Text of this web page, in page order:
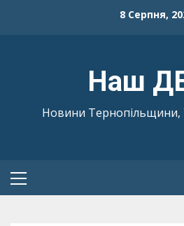
8 Серпня,
Наш
Новини Тернопільщини,
Primary